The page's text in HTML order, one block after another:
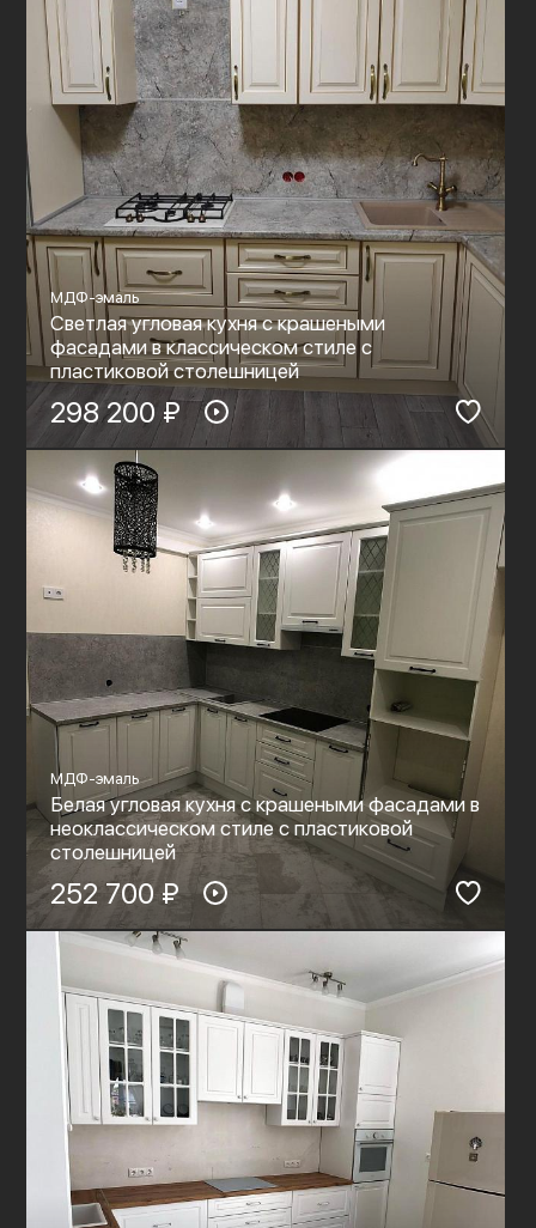
МДФ-эмаль
Светлая угловая кухня с крашеными
фасадами в классическом стиле с
пластиковой столешницей
298 200 ₽
МДФ-эмаль
Белая угловая кухня с крашеными фасадами в
неоклассическом стиле с пластиковой
столешницей
252 700 ₽